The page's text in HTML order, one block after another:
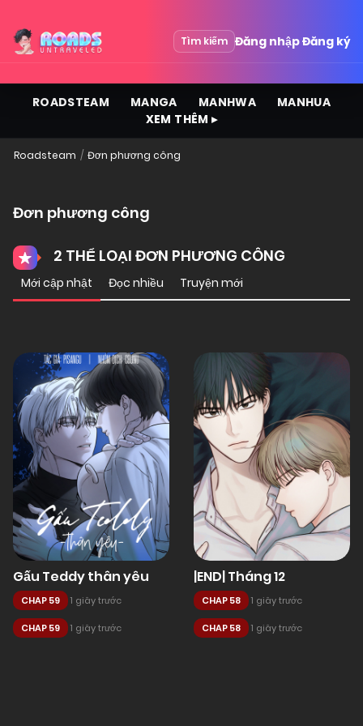
Tìm kiếm Đăng nhậpĐăng ký
ROADSTEAM MANGA MANHWA
MANHUA
XEM THÊM ▸
Roadsteam Đơn phương công
Đơn phương công
2 THỂ LOẠI ĐƠN PHƯƠNG CÔNG
Mới cập nhật Đọc nhiều Truyện mới
Gấu Teddy thân yêu
CHAP 59 1 giây trước
CHAP 59 1 giây trước
|END| Tháng 12
CHAP 58 1 giây trước
CHAP 58 1 giây trước